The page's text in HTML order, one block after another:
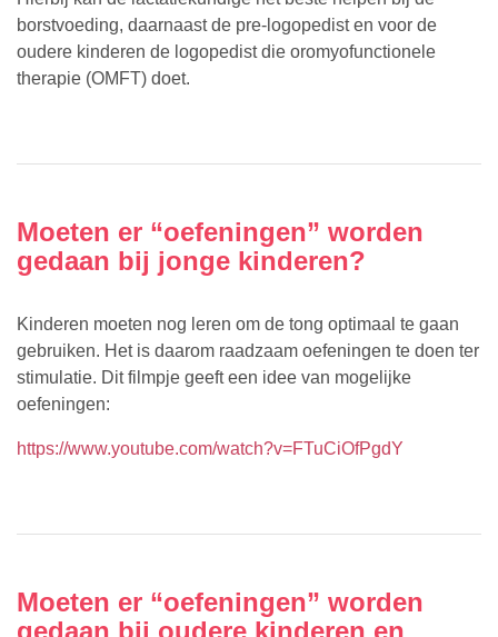
borstvoeding, daarnaast de pre-logopedist en voor de
oudere kinderen de logopedist die oromyofunctionele
therapie (OMFT) doet.
Moeten er “oefeningen” worden
gedaan bij jonge kinderen?
Kinderen moeten nog leren om de tong optimaal te gaan
gebruiken. Het is daarom raadzaam oefeningen te doen ter
stimulatie. Dit filmpje geeft een idee van mogelijke
oefeningen:
https://www.youtube.com/watch?v=FTuCiOfPgdY
Moeten er “oefeningen” worden
gedaan bij oudere kinderen en